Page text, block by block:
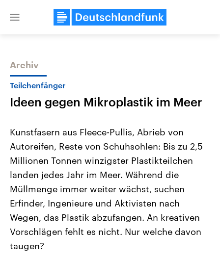
Close
Themen
Landtagswahl Sachsen-Anhalt
2026
Alle Informationen
Sachsen-Anhalt wählt am 6.
September 2026 einen neuen
Landtag. Seit 2021 wird das
Bundesland von einer Koalition aus
Umfragen, Prognosen,
Wahlprogramme, aktuelle Berichte
und Hintergründe zu den Parteien
USA
Aktuelle Beiträge,
Hintergründe
Wirtschaftlich und
gehören die Vereinigten
mit großem Einfluss auf
Sendungen
Archiv
Teilchenfänger
Ideen gegen Mikroplastik im Meer
Kunstfasern aus Fleece-Pullis, Abrieb von
Autoreifen, Reste von Schuhsohlen: Bis zu 2,5
Millionen Tonnen winzigster Plastikteilchen
landen jedes Jahr im Meer. Während die
Müllmenge immer weiter wächst, suchen
Erfinder, Ingenieure und Aktivisten nach
Wegen, das Plastik abzufangen. An kreativen
Vorschlägen fehlt es nicht. Nur welche davon
taugen?